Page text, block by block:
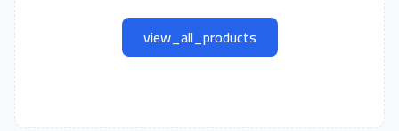
view_all_products